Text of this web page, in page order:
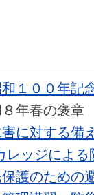
１００年記
８年春の褒
害に対する
レッジによ
保護のための